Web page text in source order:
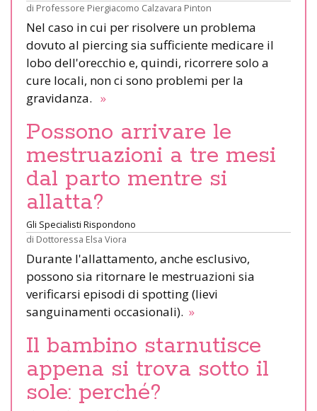
di Professore Piergiacomo Calzavara Pinton
Nel caso in cui per risolvere un problema
dovuto al piercing sia sufficiente medicare il
lobo dell'orecchio e, quindi, ricorrere solo a
cure locali, non ci sono problemi per la
gravidanza. »
Possono arrivare le
mestruazioni a tre mesi
dal parto mentre si
allatta?
Gli Specialisti Rispondono
di Dottoressa Elsa Viora
Durante l'allattamento, anche esclusivo,
possono sia ritornare le mestruazioni sia
verificarsi episodi di spotting (lievi
sanguinamenti occasionali). »
Il bambino starnutisce
appena si trova sotto il
sole: perché?